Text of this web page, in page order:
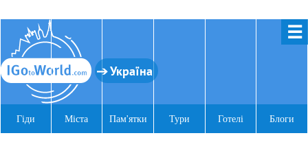
☰
Україна
Гіди Міста Пам'ятки Тури Готелі Блоги